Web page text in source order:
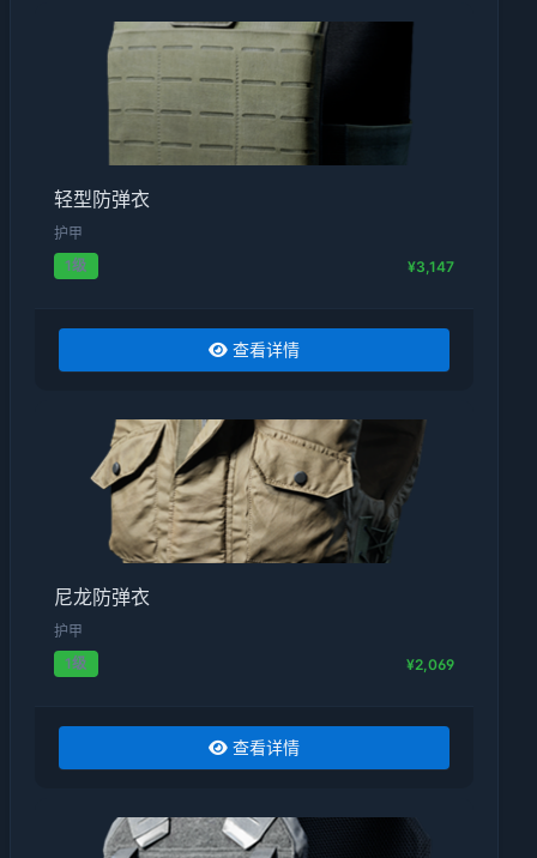
轻型防弹衣
护甲
1级
¥3,147
查看详情
尼龙防弹衣
护甲
1级
¥2,069
查看详情